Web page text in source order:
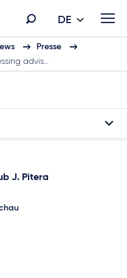
DE
Presse
advis…
J. Pitera